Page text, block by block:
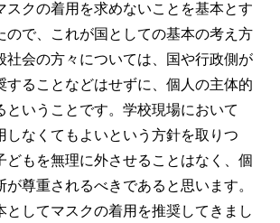
スクの着用を求めないことを基本とす
ので、これが国としての基本の考え方
社会の方々については、国や行政側が
することなどはせずに、個人の主体的
ということです。学校現場において
しなくてもよいという方針を取りつ
どもを無理に外させることはなく、個
が尊重されるべきであると思います。
としてマスクの着用を推奨してきまし